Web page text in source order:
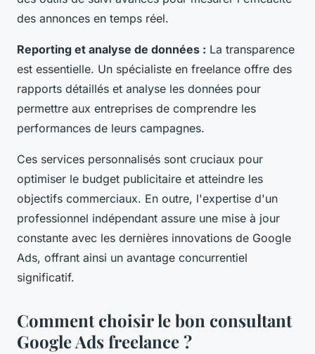
des annonces en temps réel.
Reporting et analyse de données : La transparence
est essentielle. Un spécialiste en freelance offre des
rapports détaillés et analyse les données pour
permettre aux entreprises de comprendre les
performances de leurs campagnes.
Ces services personnalisés sont cruciaux pour
optimiser le budget publicitaire et atteindre les
objectifs commerciaux. En outre, l'expertise d'un
professionnel indépendant assure une mise à jour
constante avec les dernières innovations de Google
Ads, offrant ainsi un avantage concurrentiel
significatif.
Comment choisir le bon consultant
Google Ads freelance ?